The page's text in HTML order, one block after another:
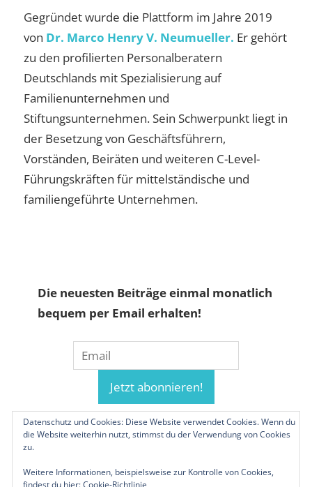
Gegründet wurde die Plattform im Jahre 2019
von Dr. Marco Henry V. Neumueller. Er gehört
zu den profilierten Personalberatern
Deutschlands mit Spezialisierung auf
Familienunternehmen und
Stiftungsunternehmen. Sein Schwerpunkt liegt in
der Besetzung von Geschäftsführern,
Vorständen, Beiräten und weiteren C-Level-
Führungskräften für mittelständische und
familiengeführte Unternehmen.
Die neuesten Beiträge einmal monatlich
bequem per Email erhalten!
Datenschutz und Cookies: Diese Website verwendet Cookies. Wenn du
die Website weiterhin nutzt, stimmst du der Verwendung von Cookies
zu.
Weitere Informationen, beispielsweise zur Kontrolle von Cookies,
findest du hier:Cookie-Richtlinie